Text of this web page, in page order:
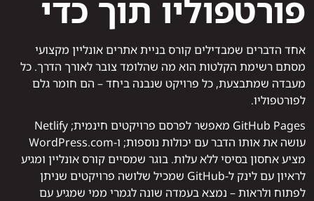
פורטפוליו תוך כדי
אחד הדברים שמבדילים קורס בניית אתרים אונליין מקצועי
מסתם רשימת הקלטות הוא מה שהלומד צובר לאורך הדרך. כל
מעבדה שמתבצעת, כל פרויקט שנבנה ביחד – הם חומר גלם
לפורטפוליו.
GitHub Pages מאפשר לפרסם פרויקטים חינמית; Netlify
עושה את אותו הדבר עם יכולות נוספות; ו-WordPress.com
מציע אחסון בסיסי ללא עלות. בוגר שמסיים קורס אונליין ומגיע
לראיון עם לינק ל-GitHub שמכיל שלושה פרויקטים שניתן
לפתוח ולראות – נמצא בעמדה שונה לגמרי ממי שמגיע עם